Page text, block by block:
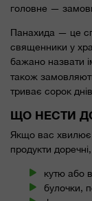
головне —
Панахида — це
священники у
бажано назвати
також
триває сорок
ЩО НЕСТИ
Якщо вас
продукти
кутю або
булочки,